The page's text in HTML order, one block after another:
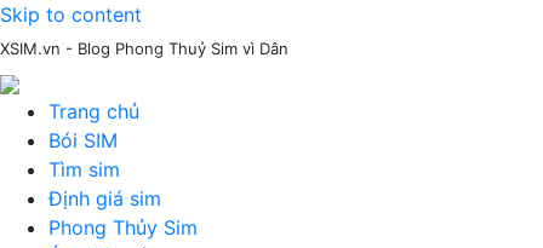
Skip to content
XSIM.vn - Blog Phong Thuỷ Sim vì Dân
Trang chủ
Bói SIM
Tìm sim
Định giá sim
Phong Thủy Sim